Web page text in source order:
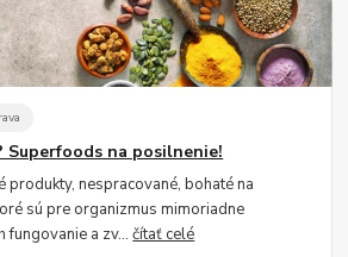
Superfoods na posilnenie!
nespracované, bohaté na
sú pre organizmus mimoriadne
fungovanie a zv...čítať celé